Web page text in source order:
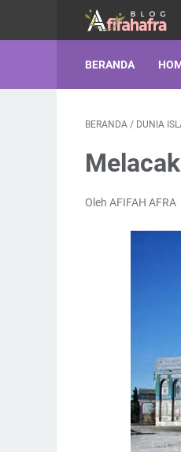
BERANDA
BERANDA / DUNIA
Oleh AFIFAH AFRA